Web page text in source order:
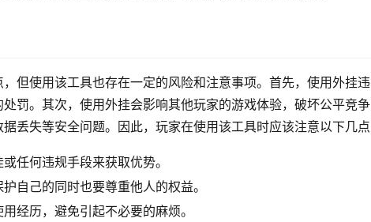
但使用该工具也存在一定的风险和注意事项。首先，使用外挂
罚。其次，使用外挂会影响其他玩家的游戏体验，破坏公平竞
丢失等安全问题。因此，玩家在使用该工具时应该注意以下几点
任何违规手段来获取优势。
自己的同时也要尊重他人的权益。
经历，避免引起不必要的麻烦。